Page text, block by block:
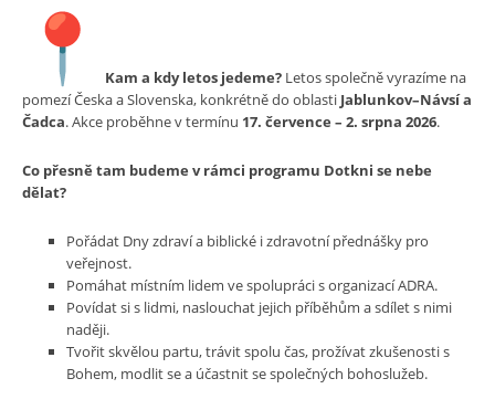
Kam a kdy letos jedeme? Letos společně vyrazíme na
pomezí Česka a Slovenska, konkrétně do oblasti Jablunkov–Návsí a
Čadca. Akce proběhne v termínu 17. července – 2. srpna 2026.
Co přesně tam budeme v rámci programu Dotkni se nebe
dělat?
Pořádat Dny zdraví a biblické i zdravotní přednášky pro
veřejnost.
Pomáhat místním lidem ve spolupráci s organizací ADRA.
Povídat si s lidmi, naslouchat jejich příběhům a sdílet s nimi
naději.
Tvořit skvělou partu, trávit spolu čas, prožívat zkušenosti s
Bohem, modlit se a účastnit se společných bohoslužeb.